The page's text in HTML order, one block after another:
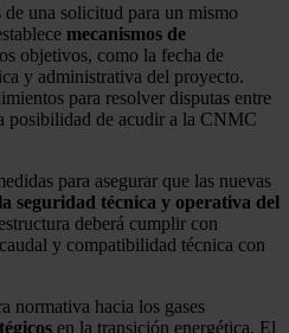
una solicitud para un mismo
mecanismos de
objetivos, como la fecha de
y administrativa del proyecto.
para resolver disputas entre
posibilidad de acudir a la CNMC
para asegurar que las nuevas
seguridad técnica y operativa del
deberá cumplir con
y compatibilidad técnica con
normativa hacia los gases
en la transición energética. El